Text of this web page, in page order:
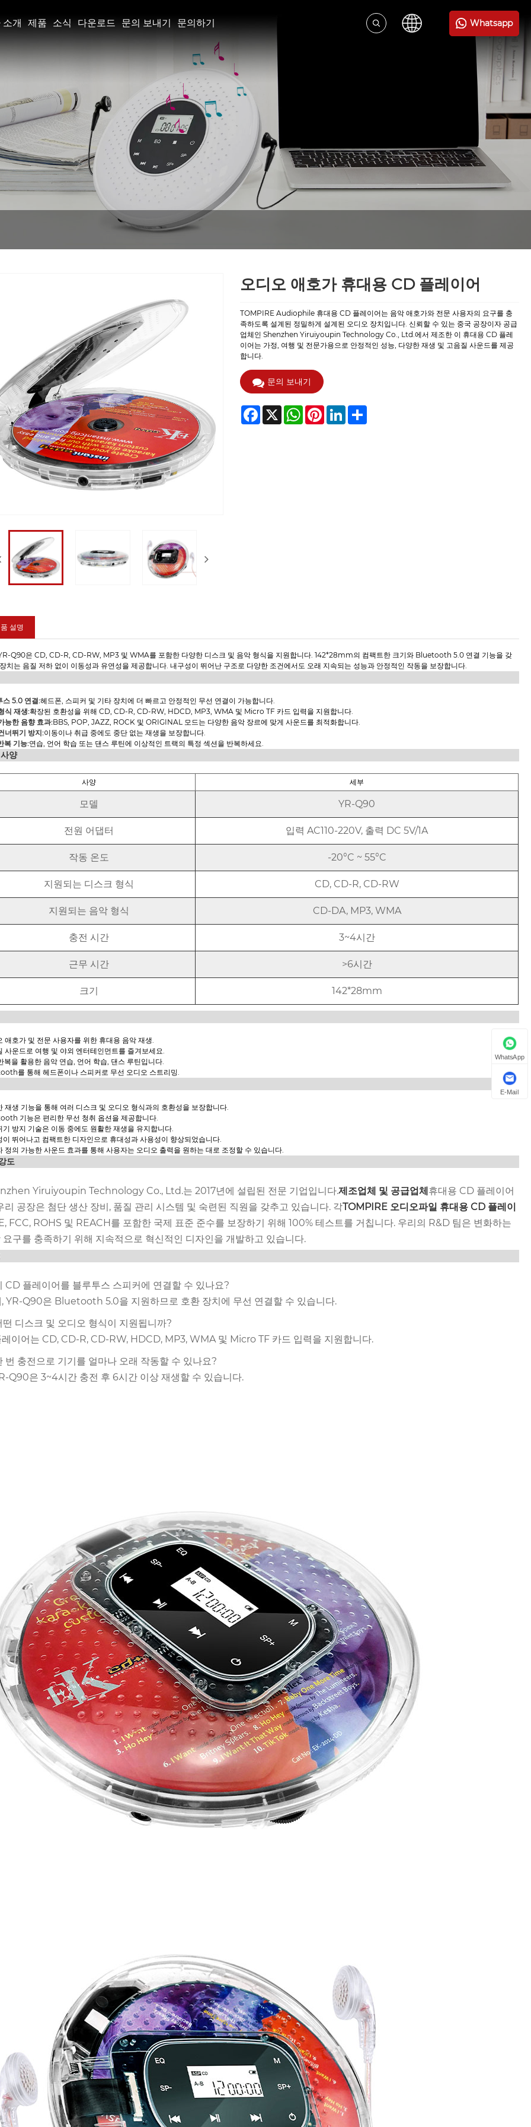
소개 제품 소식 다운로드 문의 보내기 문의하기 Whatsapp
오디오 애호가 휴대용 CD 플레이어
TOMPIRE Audiophile 휴대용 CD 플레이어는 음악 애호가와 전문 사용자의 요구를 충
족하도록 설계된 정밀하게 설계된 오디오 장치입니다. 신뢰할 수 있는 중국 공장이자 공급
업체인 Shenzhen Yiruiyoupin Technology Co., Ltd.에서 제조한 이 휴대용 CD 플레
이어는 가정, 여행 및 전문가용으로 안정적인 성능, 다양한 재생 및 고음질 사운드를 제공
합니다.
문의 보내기
Facebook
X WhatsAppPinterestLinkedInShare
설명
Q90은 CD, CD-R, CD-RW, MP3 및 WMA를 포함한 다양한 디스크 및 음악 형식을 지원합니다. 142*28mm의 컴팩트한 크기와 Bluetooth 5.0 연결 기능을 갖
치는 음질 저하 없이 이동성과 유연성을 제공합니다. 내구성이 뛰어난 구조로 다양한 조건에서도 오래 지속되는 성능과 안정적인 작동을 보장합니다.
스 5.0 연결:헤드폰, 스피커 및 기타 장치에 더 빠르고 안정적인 무선 연결이 가능합니다.
식 재생:확장된 호환성을 위해 CD, CD-R, CD-RW, HDCD, MP3, WMA 및 Micro TF 카드 입력을 지원합니다.
능한 음향 효과:BBS, POP, JAZZ, ROCK 및 ORIGINAL 모드는 다양한 음악 장르에 맞게 사운드를 최적화합니다.
너뛰기 방지:이동이나 취급 중에도 중단 없는 재생을 보장합니다.
복 기능:연습, 언어 학습 또는 댄스 루틴에 이상적인 트랙의 특정 섹션을 반복하세요.
양
사양 세부
모델 YR-Q90
전원 어댑터 입력 AC110-220V, 출력 DC 5V/1A
작동 온도 -20°C ~ 55°C
지원되는 디스크 형식 CD, CD-R, CD-RW
지원되는 음악 형식 CD-DA, MP3, WMA
충전 시간 3~4시간
근무 시간 >6시간
크기 142*28mm
애호가 및 전문 사용자를 위한 휴대용 음악 재생.
사운드로 여행 및 야외 엔터테인먼트를 즐겨보세요.
복을 활용한 음악 연습, 언어 학습, 댄스 루틴입니다.
를 통해 헤드폰이나 스피커로 무선 오디오 스트리밍.
재생 기능을 통해 여러 디스크 및 오디오 형식과의 호환성을 보장합니다.
기능은 편리한 무선 청취 옵션을 제공합니다.
기 방지 기술은 이동 중에도 원활한 재생을 유지합니다.
이 뛰어나고 컴팩트한 디자인으로 휴대성과 사용성이 향상되었습니다.
정의 가능한 사운드 효과를 통해 사용자는 오디오 출력을 원하는 대로 조정할 수 있습니다.
도
Yiruiyoupin Technology Co., Ltd.는 2017년에 설립된 전문 기업입니다.제조업체 및 공급업체 휴대용 CD 플레이어
리 공장은 첨단 생산 장비, 품질 관리 시스템 및 숙련된 직원을 갖추고 있습니다. 각TOMPIRE 오디오파일 휴대용 CD 플레이
FCC, ROHS 및 REACH를 포함한 국제 표준 준수를 보장하기 위해 100% 테스트를 거칩니다. 우리의 R&D 팀은 변화하는
요구를 충족하기 위해 지속적으로 혁신적인 디자인을 개발하고 있습니다.
CD 플레이어를 블루투스 스피커에 연결할 수 있나요?
, YR-Q90은 Bluetooth 5.0을 지원하므로 호환 장치에 무선 연결할 수 있습니다.
떤 디스크 및 오디오 형식이 지원됩니까?
레이어는 CD, CD-R, CD-RW, HDCD, MP3, WMA 및 Micro TF 카드 입력을 지원합니다.
번 충전으로 기기를 얼마나 오래 작동할 수 있나요?
Q90은 3~4시간 충전 후 6시간 이상 재생할 수 있습니다.
WhatsApp
E-Mail